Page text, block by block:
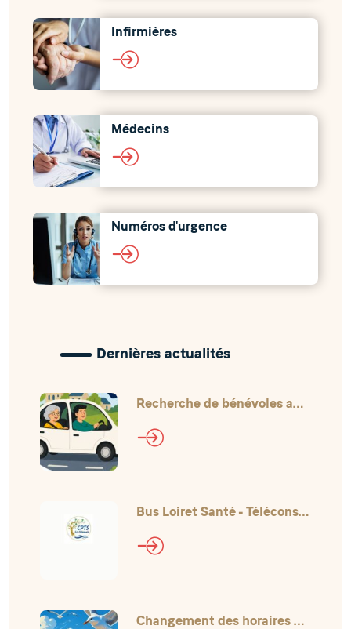
Infirmières
Médecins
Numéros d'urgence
Dernières actualités
Recherche de bénévoles au CCAS
Bus Loiret Santé - Téléconsultations
Changement des horaires pour l'été